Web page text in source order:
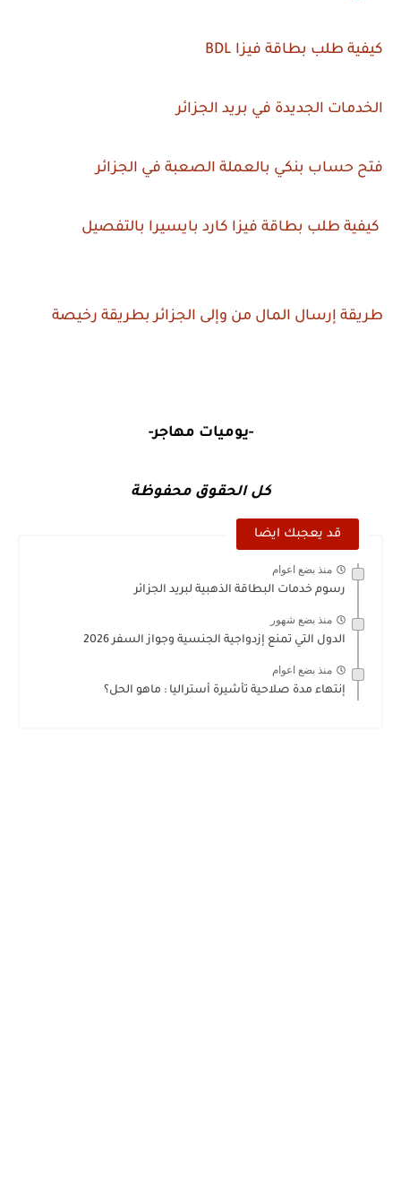
كيفية طلب بطاقة فيزا BDL
الخدمات الجديدة في بريد الجزائر
فتح حساب بنكي بالعملة الصعبة في الجزائر
كيفية طلب بطاقة فيزا كارد بايسيرا بالتفصيل
طريقة إرسال المال من وإلى الجزائر بطريقة رخيصة
-يوميات مهاجر-
كل الحقوق محفوظة
قد يعجبك ايضا
منذ بضع اعوام
رسوم خدمات البطاقة الذهبية لبريد الجزائر
منذ بضع شهور
الدول التي تمنع إزدواجية الجنسية وجواز السفر 2026
منذ بضع اعوام
إنتهاء مدة صلاحية تأشيرة أستراليا : ماهو الحل؟